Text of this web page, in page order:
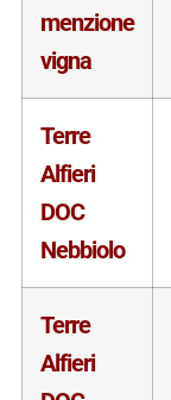
menzione
vigna
Terre
Alfieri
DOC
Nebbiolo
Terre
Alfieri